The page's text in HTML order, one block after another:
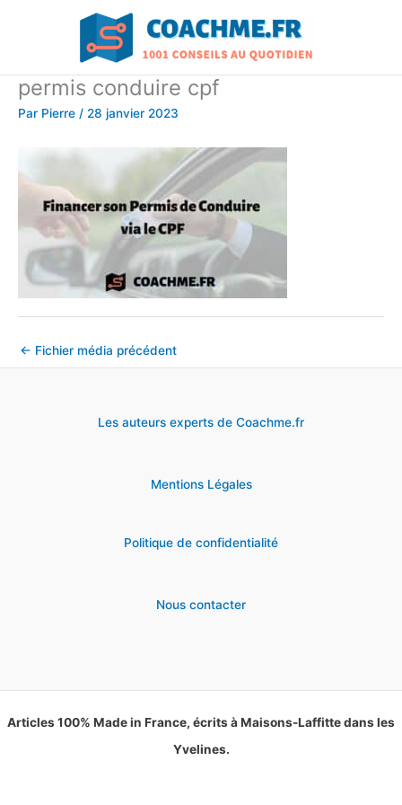
permis conduire cpf
Par Pierre / 28 janvier 2023
← Fichier média précédent
Les auteurs experts de Coachme.fr
Mentions Légales
Politique de confidentialité
Nous contacter
Articles 100% Made in France, écrits à Maisons-Laffitte dans les
Yvelines.